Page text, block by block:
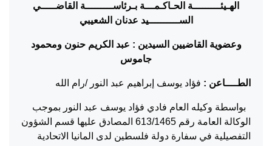
الهـيئـــــــــة الحـاكـمـــة بـرئاســـــــــة القاضـــــي
الســــــــــيد عدنان الشعيبي
وعضوية القاضيين السيدين : عبد الكريم حنون ومحمود
جاموس
الطــــاعن : فؤاد يوسف إبراهيم عبد النور /رام الله
بواسطة وكيله العام فادي فؤاد يوسف عبد النور بموجب
الوكالة العامة رقم 613/1465 المصادق عليها قسم الشؤون
التفصيلية في سفارة دولة فلسطين لدى المانيا الاتحادية